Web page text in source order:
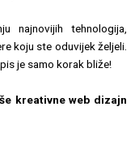
najnovijih tehnologija,
koju ste oduvijek željeli.
je samo korak bliže!
kreativne web dizajn